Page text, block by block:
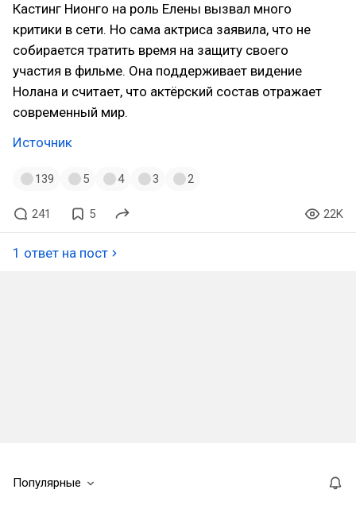
Кастинг Нионго на роль Елены вызвал много
критики в сети. Но сама актриса заявила, что не
собирается тратить время на защиту своего
участия в фильме. Она поддерживает видение
Нолана и считает, что актёрский состав отражает
современный мир.
Источник
139 5 4 3 2
241 5 22K
1 ответ на пост
Популярные